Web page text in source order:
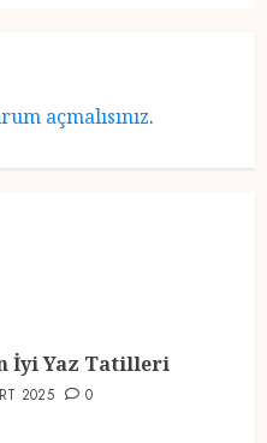
açmalısınız.
İyi Yaz Tatilleri
2025 0